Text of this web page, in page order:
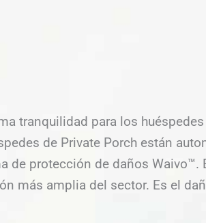
tranquilidad para los
de Private Porch están
de protección de daños Waivo™.
más amplia del sector. Es el